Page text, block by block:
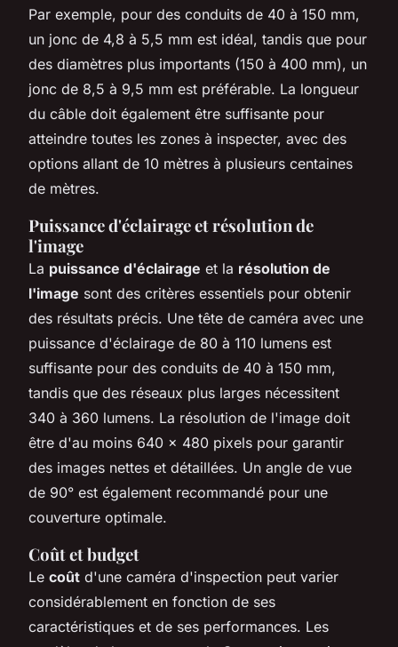
Par exemple, pour des conduits de 40 à 150 mm,
un jonc de 4,8 à 5,5 mm est idéal, tandis que pour
des diamètres plus importants (150 à 400 mm), un
jonc de 8,5 à 9,5 mm est préférable. La longueur
du câble doit également être suffisante pour
atteindre toutes les zones à inspecter, avec des
options allant de 10 mètres à plusieurs centaines
de mètres.
Puissance d'éclairage et résolution de
l'image
La puissance d'éclairage et la résolution de
l'image sont des critères essentiels pour obtenir
des résultats précis. Une tête de caméra avec une
puissance d'éclairage de 80 à 110 lumens est
suffisante pour des conduits de 40 à 150 mm,
tandis que des réseaux plus larges nécessitent
340 à 360 lumens. La résolution de l'image doit
être d'au moins 640 x 480 pixels pour garantir
des images nettes et détaillées. Un angle de vue
de 90° est également recommandé pour une
couverture optimale.
Coût et budget
Le coût d'une caméra d'inspection peut varier
considérablement en fonction de ses
caractéristiques et de ses performances. Les